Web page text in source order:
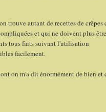
trouve autant de recettes de crêpes
et qui ne doivent plus être
tous faits suivant l'utilisation
facilement.
on m'a dit énormément de bien et